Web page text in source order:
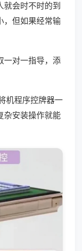
会时不时的到
，但如果经常输
一对一指导，添
机程序控牌器一
杂安装操作就能